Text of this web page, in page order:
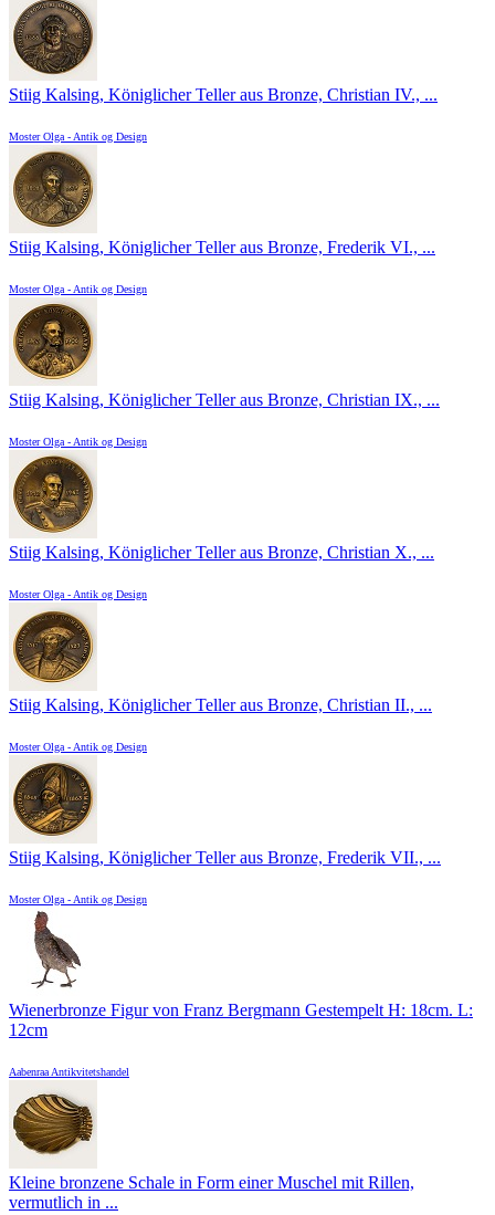
Stiig Kalsing, Königlicher Teller aus Bronze, Christian IV., ...
Moster Olga - Antik og Design
Stiig Kalsing, Königlicher Teller aus Bronze, Frederik VI., ...
Moster Olga - Antik og Design
Stiig Kalsing, Königlicher Teller aus Bronze, Christian IX., ...
Moster Olga - Antik og Design
Stiig Kalsing, Königlicher Teller aus Bronze, Christian X., ...
Moster Olga - Antik og Design
Stiig Kalsing, Königlicher Teller aus Bronze, Christian II., ...
Moster Olga - Antik og Design
Stiig Kalsing, Königlicher Teller aus Bronze, Frederik VII., ...
Moster Olga - Antik og Design
Wienerbronze Figur von Franz Bergmann Gestempelt H: 18cm. L:
12cm
Aabenraa Antikvitetshandel
Kleine bronzene Schale in Form einer Muschel mit Rillen,
vermutlich in ...